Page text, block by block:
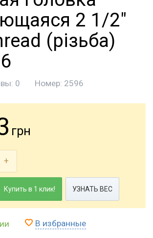
2 1/2"
(різьба)
0 Номер: 2596
грн
+
Купить в 1 клик! УЗНАТЬ ВЕС
В избранные